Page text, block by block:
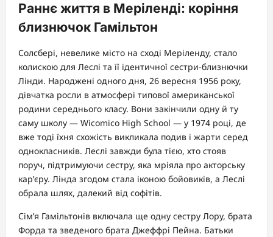
Раннє життя в Меріленді: коріння
близнючок Гамільтон
Солсбері, невелике місто на сході Меріленду, стало
колискою для Леслі та її ідентичної сестри-близнючки
Лінди. Народжені одного дня, 26 вересня 1956 року,
дівчатка росли в атмосфері типової американської
родини середнього класу. Вони закінчили одну й ту
саму школу — Wicomico High School — у 1974 році, де
вже тоді їхня схожість викликала подив і жарти серед
однокласників. Леслі завжди була тією, хто стояв
поруч, підтримуючи сестру, яка мріяла про акторську
кар’єру. Лінда згодом стала іконою бойовиків, а Леслі
обрала шлях, далекий від софітів.
Сім’я Гамільтонів включала ще одну сестру Лору, брата
Форда та зведеного брата Джеффрі Пейна. Батьки